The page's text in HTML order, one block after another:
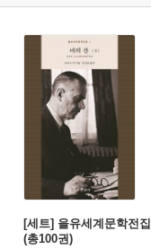
[세트] 을유세계문학전집
(총100권)